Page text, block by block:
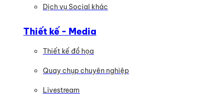
Dịch vụ Social khác
Thiết kế - Media
Thiết kế đồ họa
Quay chụp chuyên nghiệp
Livestream